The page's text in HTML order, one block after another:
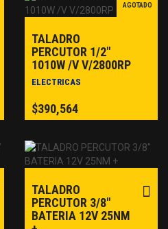
AGOTADO
TALADRO
PERCUTOR 1/2″
1010W /V V/2800RP
ELECTRICAS
$390,564
TALADRO
PERCUTOR 3/8″
BATERIA 12V 25NM